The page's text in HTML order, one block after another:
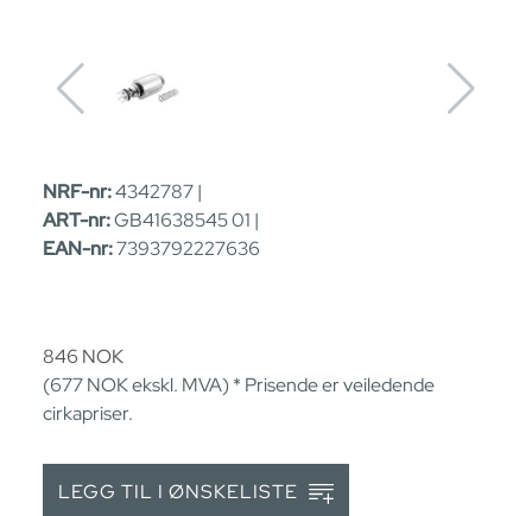
NRF-nr:4342787 |
ART-nr:GB41638545 01 |
EAN-nr:7393792227636
846 NOK
(677NOKekskl. MVA) * Prisende er veiledende
cirkapriser.
LEGG TIL I ØNSKELISTE